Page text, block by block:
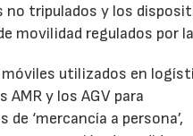
no tripulados y los
movilidad regulados por
utilizados en
AMR y los AGV para
de ‘mercancía a persona’,